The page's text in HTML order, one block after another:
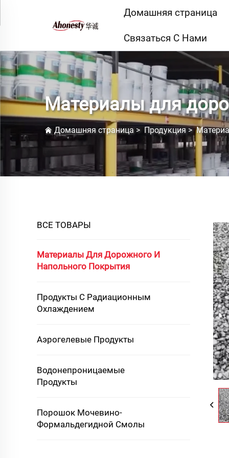
Домашняя страница
Связаться С Нами
Материалы для
Домашняя страница >Продукция>
ВСЕ ТОВАРЫ
Материалы Для Дорожного И
Напольного Покрытия
Продукты С Радиационным
Охлаждением
Аэрогелевые Продукты
Водонепроницаемые
Продукты
Порошок Мочевино-
Формальдегидной Смолы